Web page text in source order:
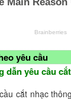
yêu cầu
dẫn yêu cầu
cắt nhạc